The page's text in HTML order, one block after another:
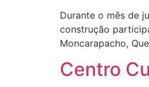
Durante o mês de
construção
Moncarapacho,
Centro